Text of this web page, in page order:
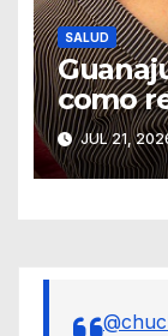
SALUD
como
JUL 21,